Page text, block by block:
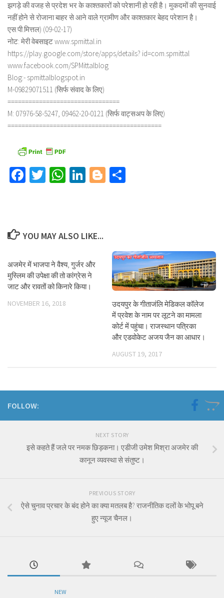
झगड़े की वजह से प्रदेश भर के काश्तकारों को परेशानी हो रही है। मुकदमों की सुनवाई
नहीं होने से रोजाना बाहर से आने वाले ग्रामीण और काश्तकार बेहद परेशान है।
एस.पी.मित्तल) (09-02-17)
नोट: मेरी वेबसाइट www.spmittal.in
https://play.google.com/store/apps/details? id=com.spmittal
www.facebook.com/SPMittalblog
Blog:- spmittalblogspot.in
M-09829071511 (सिर्फ संवाद के लिए)
================================
M: 07976-58-5247, 09462-20-0121 (सिर्फ वाट्सअप के लिए)
============================================
Facebook
TwitterWhatsApp
LinkedIn
Blogger
YOU MAY ALSO LIKE...
अजमेर में भाजपा ने वैश्य, गुर्जर और
मुस्लिम की उपेक्षा की तो कांग्रेस ने
जाट और रावतों को किनारे किया।
NOVEMBER 16, 2018
उदयपुर के गीताजंलि मेडिकल कॉलेज
में प्रवेश के नाम पर लूटने का मामला
कोर्ट में पहुंचा। राजस्थान पत्रिका
और एडवोकेट अजय जैन का आधार।
AUGUST 19, 2017
FOLLOW:
NEXT STORY
इसे कहते हैं जले पर नमक छिड़कना। एडीजी उमेश मिश्रा अजमेर की
कानून व्यवस्था से संतुष्ट।
PREVIOUS STORY
ऐसे चुनाव प्रचार के बंद होने का क्या मतलब है? राजनीतिक दलों के भोपू बने
हुए न्यूज चैनल।
NEW